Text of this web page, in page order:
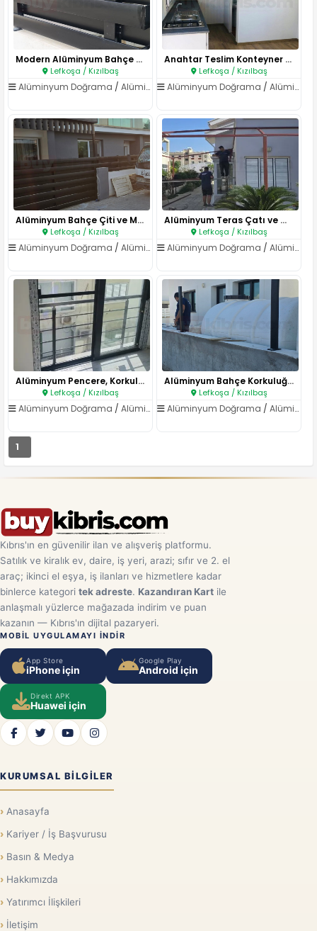
Modern Alüminyum Bahçe Korkulu..
Lefkoşa / Kızılbaş
Alüminyum Doğrama / Alüminyum Korkuluk ve Küpeşte
Anahtar Teslim Konteyner Yaşam..
Lefkoşa / Kızılbaş
Alüminyum Doğrama /Alüminyum Korkuluk ve Küpeşte
Alüminyum Bahçe Çiti ve Modern..
Lefkoşa / Kızılbaş
Alüminyum Doğrama / Alüminyum Korkuluk ve Küpeşte
Alüminyum Teras Çatı ve Gölgel..
Lefkoşa / Kızılbaş
Alüminyum Doğrama /Alüminyum Korkuluk ve Küpeşte
Alüminyum Pencere, Korkuluk ve..
Lefkoşa / Kızılbaş
Alüminyum Doğrama / Alüminyum Korkuluk ve Küpeşte
Alüminyum Bahçe Korkuluğu ve Ç..
Lefkoşa / Kızılbaş
Alüminyum Doğrama /Alüminyum Korkuluk ve Küpeşte
1
Kıbrıs'ın en güvenilir ilan ve alışveriş platformu.
Satılık ve kiralık ev, daire, iş yeri, arazi; sıfır ve 2. el
araç; ikinci el eşya, iş ilanları ve hizmetlere kadar
binlerce kategori tek adreste. Kazandıran Kart ile
anlaşmalı yüzlerce mağazada indirim ve puan
kazanın — Kıbrıs'ın dijital pazaryeri.
MOBIL UYGULAMAYI INDIR
App Store
iPhone için
Google Play
Android için
Direkt APK
Huawei için
KURUMSAL BILGILER
Anasayfa
Kariyer / İş Başvurusu
Basın & Medya
Hakkımızda
Yatırımcı İlişkileri
İletişim